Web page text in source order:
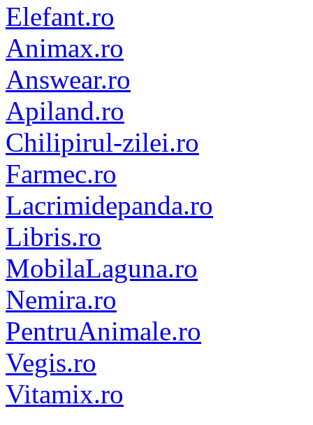
Elefant.ro
Animax.ro
Answear.ro
Apiland.ro
Chilipirul-zilei.ro
Farmec.ro
Lacrimidepanda.ro
Libris.ro
MobilaLaguna.ro
Nemira.ro
PentruAnimale.ro
Vegis.ro
Vitamix.ro